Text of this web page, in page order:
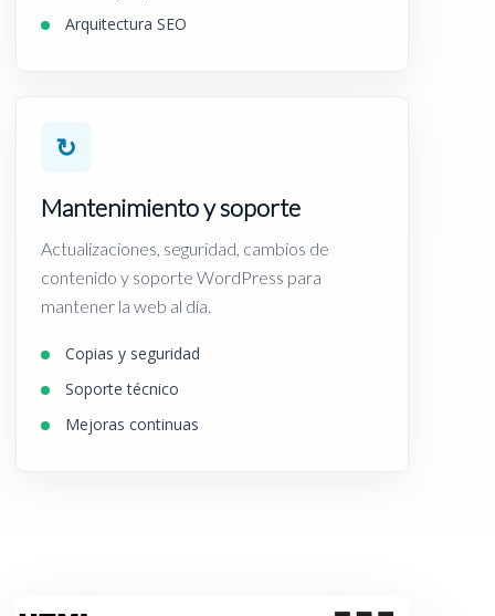
Arquitectura SEO
↻
Mantenimiento y soporte
Actualizaciones, seguridad, cambios de
contenido y soporte WordPress para
mantener la web al día.
Copias y seguridad
Soporte técnico
Mejoras continuas